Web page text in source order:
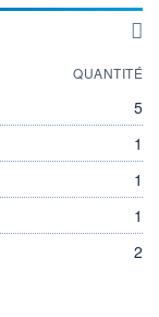
QUANTITÉ
5
1
1
1
2